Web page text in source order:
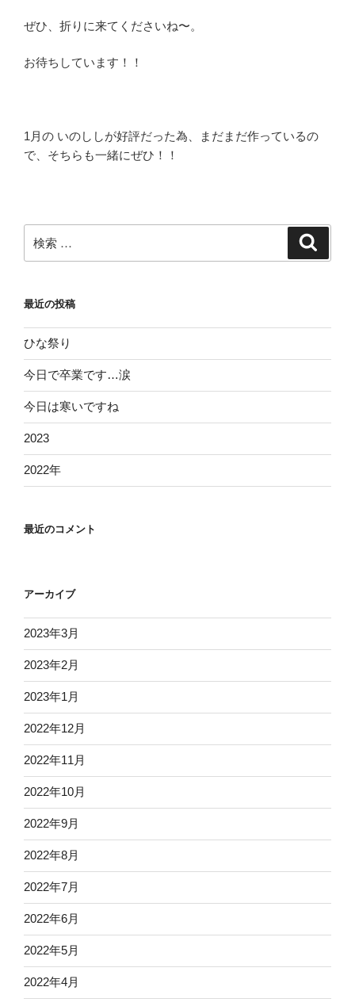
ぜひ、折りに来てくださいね〜。
お待ちしています！！
1月の いのししが好評だった為、まだまだ作っているの
で、そちらも一緒にぜひ！！
索:
最近の投稿
ひな祭り
今日で卒業です…涙
今日は寒いですね
2023
2022年
最近のコメント
アーカイブ
2023年3月
2023年2月
2023年1月
2022年12月
2022年11月
2022年10月
2022年9月
2022年8月
2022年7月
2022年6月
2022年5月
2022年4月